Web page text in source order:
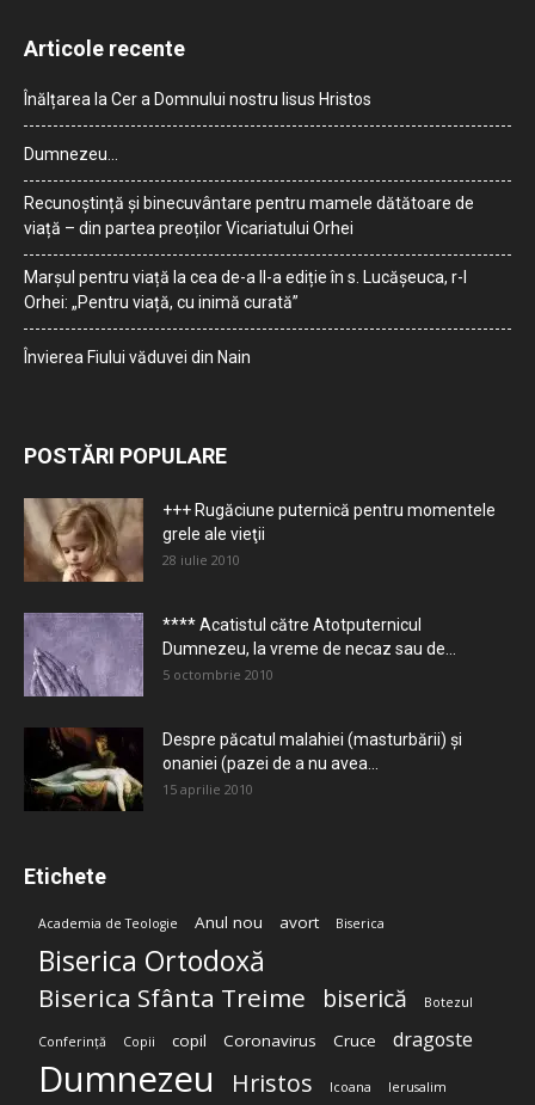
Articole recente
Înălțarea la Cer a Domnului nostru Iisus Hristos
Dumnezeu…
Recunoștință și binecuvântare pentru mamele dătătoare de
viață – din partea preoților Vicariatului Orhei
Marșul pentru viață la cea de-a II-a ediție în s. Lucășeuca, r-l
Orhei: „Pentru viață, cu inimă curată”
Învierea Fiului văduvei din Nain
POSTĂRI POPULARE
+++ Rugăciune puternică pentru momentele
grele ale vieţii
28 iulie 2010
**** Acatistul către Atotputernicul
Dumnezeu, la vreme de necaz sau de...
5 octombrie 2010
Despre păcatul malahiei (masturbării) şi
onaniei (pazei de a nu avea...
15 aprilie 2010
Etichete
Academia de Teologie Anul nou avort Biserica
Biserica Ortodoxă
Biserica Sfânta Treime biserică Botezul
Conferință Copii copil Coronavirus Cruce dragoste
Dumnezeu Hristos Icoana Ierusalim